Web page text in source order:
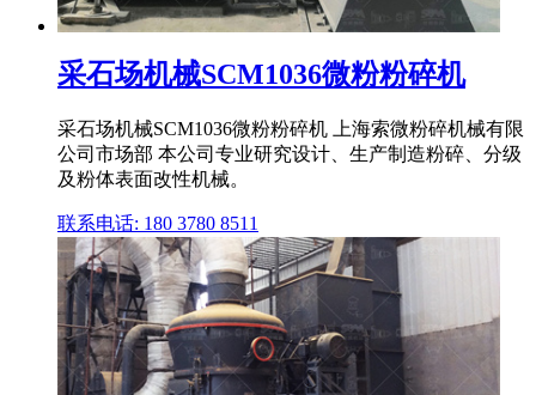
采石场机械SCM1036微粉粉碎机
采石场机械SCM1036微粉粉碎机 上海索微粉碎机械有限
公司市场部 本公司专业研究设计、生产制造粉碎、分级
及粉体表面改性机械。
联系电话: 180 3780 8511